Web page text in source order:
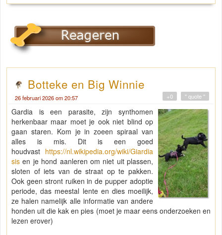
Botteke en Big Winnie
26 februari 2026 om 20:57 " quote "
+0
Gardia is een parasite, zijn synthomen
herkenbaar maar moet je ook niet blind op
gaan staren. Kom je in zoeen spiraal van
alles is mis. Dit is een goed
houdvast https://nl.wikipedia.org/wiki/Giardia
sis en je hond aanleren om niet uit plassen,
sloten of iets van de straat op te pakken.
Ook geen stront ruiken in de pupper adoptie
periode, das meestal lente en dies moeilijk,
ze halen namelijk alle informatie van andere
honden uit die kak en pies (moet je maar eens onderzoeken en
lezen erover)